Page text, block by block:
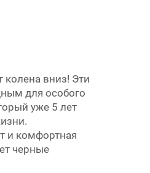
вниз! Эти
для особого
уже 5 лет
и комфортная
черные